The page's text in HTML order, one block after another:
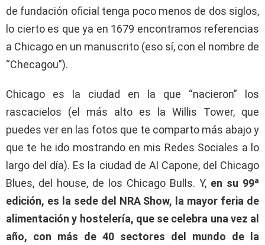
de fundación oficial tenga poco menos de dos siglos,
lo cierto es que ya en 1679 encontramos referencias
a Chicago en un manuscrito (eso sí, con el nombre de
“Checagou”).
Chicago es la ciudad en la que “nacieron” los
rascacielos (el más alto es la Willis Tower, que
puedes ver en las fotos que te comparto más abajo y
que te he ido mostrando en mis Redes Sociales a lo
largo del día). Es la ciudad de Al Capone, del Chicago
Blues, del house, de los Chicago Bulls. Y, en su 99ª
edición, es la sede del NRA Show, la mayor feria de
alimentación y hostelería, que se celebra una vez al
año, con más de 40 sectores del mundo de la